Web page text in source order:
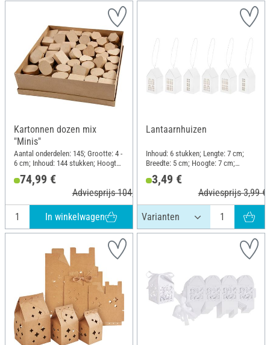
Kartonnen dozen mix
"Minis"
Aantal onderdelen: 145; Grootte: 4 -
6 cm; Inhoud: 144 stukken; Hoogte:
74,99 €
Adviesprijs 104,66 €
In winkelwagen
Lantaarnhuizen
Inhoud: 6 stukken; Lengte: 7 cm;
Breedte: 5 cm; Hoogte: 7 cm;
3,49 €
Adviesprijs 3,99 €